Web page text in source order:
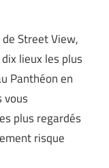
de Street View,
lieux les plus
Panthéon en
vous
plus regardés
risque